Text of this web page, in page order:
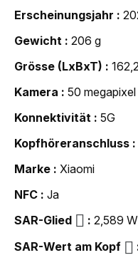
Erscheinungsjahr
Gewicht
206 g
Grösse (LxBxT)
Kamera
50 megapixel
Konnektivität
5G
Kopfhöreranschluss
Marke
Xiaomi
NFC
Ja
SAR-Glied
2,589
SAR-Wert am Kopf